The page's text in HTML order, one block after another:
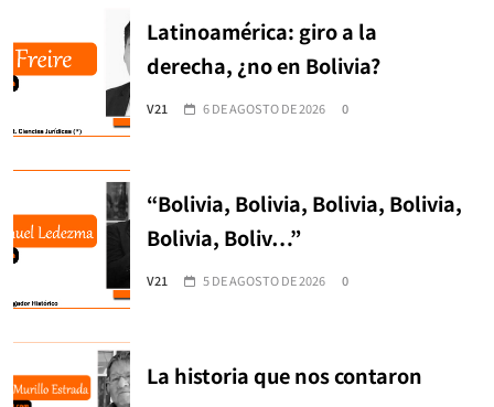
Latinoamérica: giro a la
derecha, ¿no en Bolivia?
V21 6 DE AGOSTO DE 2026 0
“Bolivia, Bolivia, Bolivia, Bolivia,
Bolivia, Boliv…”
V21 5 DE AGOSTO DE 2026 0
La historia que nos contaron